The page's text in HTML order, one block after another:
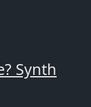
Synth